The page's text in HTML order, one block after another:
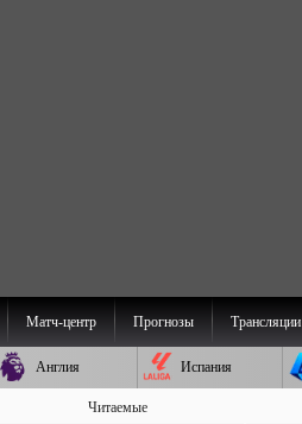
Матч-центр Прогнозы Трансляции
Англия Испания
Читаемые